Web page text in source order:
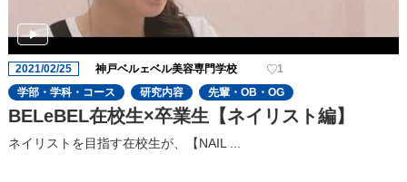
2021/02/25 神戸ベルェベル美容専門学校
1
学部・学科・コース
研究内容 先輩・OB・OG
BELeBEL在校生×卒業生【ネイリスト編】
ネイリストを目指す在校生が、【NAIL ...